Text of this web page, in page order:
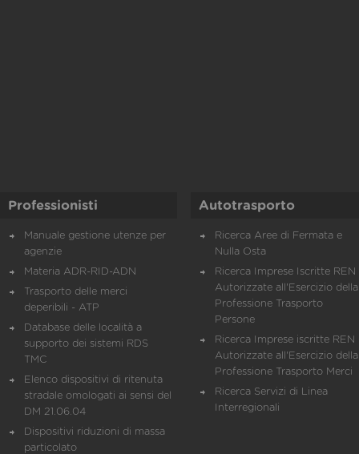
Professionisti
Manuale gestione utenze per
agenzie
Materia ADR-RID-ADN
Trasporto delle merci
deperibili - ATP
Database delle località a
supporto dei sistemi RDS
TMC
Elenco dispositivi di ritenuta
stradale omologati ai sensi del
DM 21.06.04
Dispositivi riduzioni di massa
particolato
Autotrasporto
Ricerca Aree di Fermata e
Nulla Osta
Ricerca Imprese Iscritte REN
Autorizzate all'Esercizio della
Professione Trasporto
Persone
Ricerca Imprese iscritte REN
Autorizzate all'Esercizio della
Professione Trasporto Merci
Ricerca Servizi di Linea
Interregionali